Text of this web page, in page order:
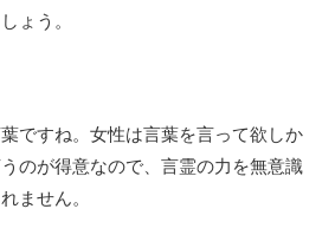
ょう。
ですね。女性は言葉を言って欲しか
のが得意なので、言霊の力を無意識
ません。